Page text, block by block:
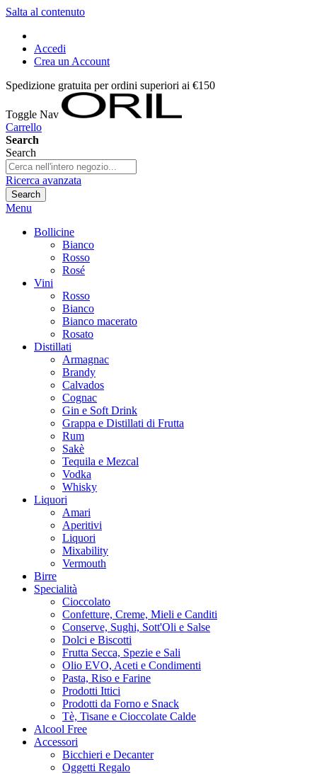
Salta al contenuto
Accedi
Crea un Account
Spedizione gratuita per ordini superiori ai €150
Toggle Nav
Carrello
Search
Search
Ricerca avanzata
Search
Menu
Bollicine
Bianco
Rosso
Rosé
Vini
Rosso
Bianco
Bianco macerato
Rosato
Distillati
Armagnac
Brandy
Calvados
Cognac
Gin e Soft Drink
Grappa e Distillati di Frutta
Rum
Sakè
Tequila e Mezcal
Vodka
Whisky
Liquori
Amari
Aperitivi
Liquori
Mixability
Vermouth
Birre
Specialità
Cioccolato
Confetture, Creme, Mieli e Canditi
Conserve, Sughi, Sott'Oli e Salse
Dolci e Biscotti
Frutta Secca, Spezie e Sali
Olio EVO, Aceti e Condimenti
Pasta, Riso e Farine
Prodotti Ittici
Prodotti da Forno e Snack
Tè, Tisane e Cioccolate Calde
Alcool Free
Accessori
Bicchieri e Decanter
Oggetti Regalo